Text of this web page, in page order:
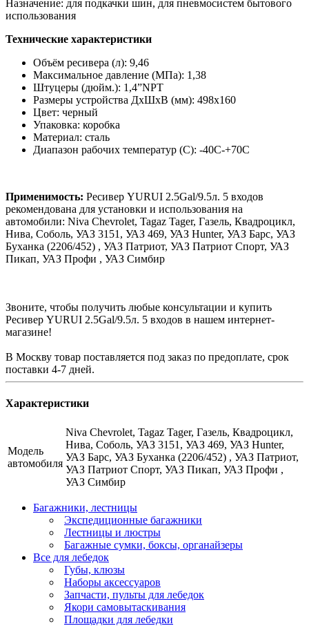
Назначение: для подкачки шин, для пневмосистем бытового
использования
Технические характеристики
Объём ресивера (л): 9,46
Максимальное давление (МПа): 1,38
Штуцеры (дюйм.): 1,4”NPT
Размеры устройства ДхШхВ (мм): 498х160
Цвет: черный
Упаковка: коробка
Материал: сталь
Диапазон рабочих температур (С): -40C-+70C
Применимость: Ресивер YURUI 2.5Gal/9.5л. 5 входов
рекомендована для установки и использования на
автомобили: Niva Chevrolet, Tagaz Tager, Газель, Квадроцикл,
Нива, Соболь, УАЗ 3151, УАЗ 469, УАЗ Hunter, УАЗ Барс, УАЗ
Буханка (2206/452) , УАЗ Патриот, УАЗ Патриот Спорт, УАЗ
Пикап, УАЗ Профи , УАЗ Симбир
Звоните, чтобы получить любые консультации и купить
Ресивер YURUI 2.5Gal/9.5л. 5 входов в нашем интернет-
магазине!
В Москву товар поставляется под заказ по предоплате, срок
поставки 4-7 дней.
Характеристики
Модель
автомобиля
Niva Chevrolet, Tagaz Tager, Газель, Квадроцикл,
Нива, Соболь, УАЗ 3151, УАЗ 469, УАЗ Hunter,
УАЗ Барс, УАЗ Буханка (2206/452) , УАЗ Патриот,
УАЗ Патриот Спорт, УАЗ Пикап, УАЗ Профи ,
УАЗ Симбир
Багажники, лестницы
Экспедиционные багажники
Лестницы и люстры
Багажные сумки, боксы, органайзеры
Все для лебедок
Губы, клюзы
Наборы аксессуаров
Запчасти, пульты для лебедок
Якори самовытаскивания
Площадки для лебедки